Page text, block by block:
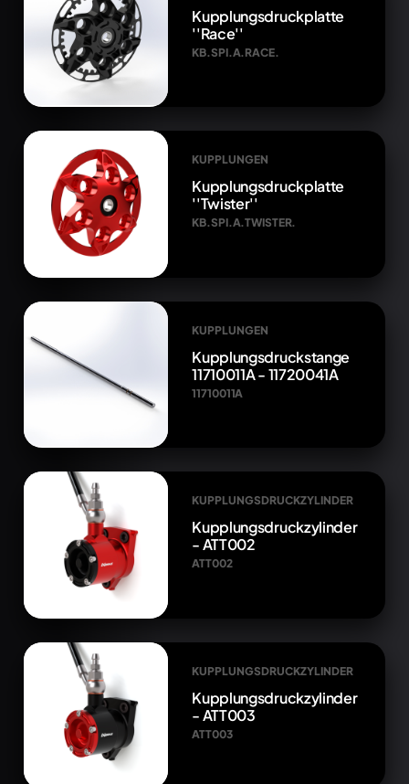
Kupplungsdruckplatte
''Race''
KB.SPI.A.RACE.
KUPPLUNGEN
Kupplungsdruckplatte
''Twister''
KB.SPI.A.TWISTER.
KUPPLUNGEN
Kupplungsdruckstange
11710011A - 11720041A
11710011A
KUPPLUNGSDRUCKZYLINDER
Kupplungsdruckzylinder
- ATT002
ATT002
KUPPLUNGSDRUCKZYLINDER
Kupplungsdruckzylinder
- ATT003
ATT003